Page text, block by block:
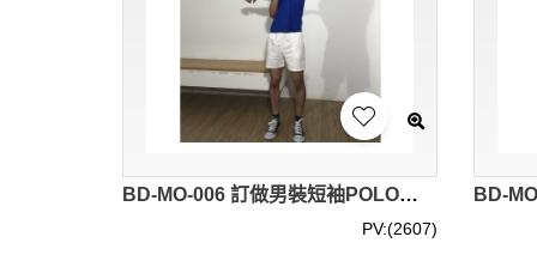
BD-MO-006 訂做男裝短袖POLO恤 供應籃色撞黑白灰邊POLO恤 真人展示 模特試穿 POLO恤中心
PV:(2607)